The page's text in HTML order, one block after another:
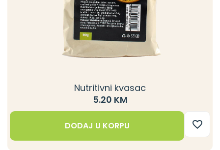
Nutritivni kvasac
5.20 KM
DODAJ U KORPU